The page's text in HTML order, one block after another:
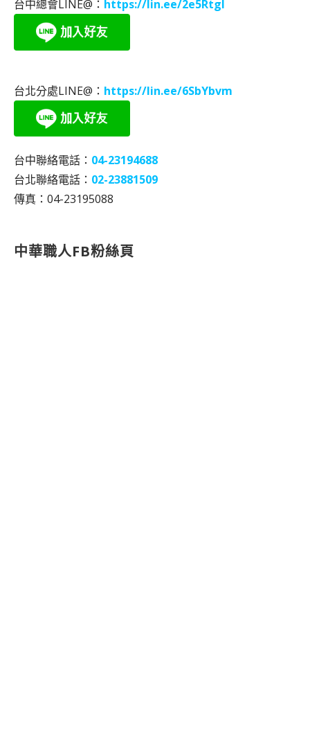
台中總會LINE@： https://lin.ee/2e5RtgI
台北分處LINE@： https://lin.ee/6SbYbvm
台中聯絡電話： 04-23194688
台北聯絡電話： 02-23881509
傳真：04-23195088
中華職人FB粉絲頁